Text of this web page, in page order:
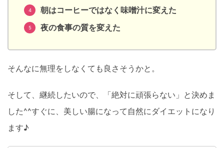
朝はコーヒーではなく味噌汁に変えた
夜の食事の質を変えた
そんなに無理をしなくても良さそうかと。
そして、継続したいので、「絶対に頑張らない」と決めま
した^^すぐに、美しい腸になって自然にダイエットになり
ます♪